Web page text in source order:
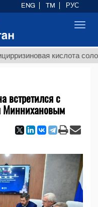
кислота
встретился с
Миннихановым
ENG TM РУС